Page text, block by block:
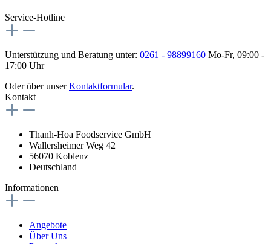
Service-Hotline
Unterstützung und Beratung unter: 0261 - 98899160 Mo-Fr, 09:00 -
17:00 Uhr
Oder über unserKontaktformular.
Kontakt
Thanh-Hoa Foodservice GmbH
Wallersheimer Weg 42
56070 Koblenz
Deutschland
Informationen
Angebote
Über Uns